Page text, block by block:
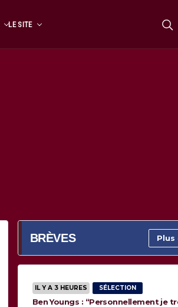
LE SITE
BRÈVES Plus
IL Y A 3 HEURES SÉLECTION
Ben Youngs : “Personnellement je